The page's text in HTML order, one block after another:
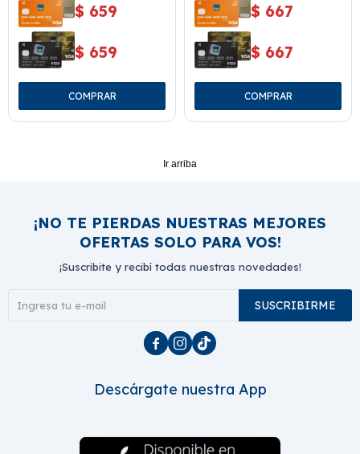
$ 659
$ 659
$ 667
$ 667
Ir arriba
¡NO TE PIERDAS NUESTRAS MEJORES
OFERTAS SOLO PARA VOS!
¡Suscribite y recibí todas nuestras novedades!
SUSCRIBIRME
  
Descárgate nuestra App